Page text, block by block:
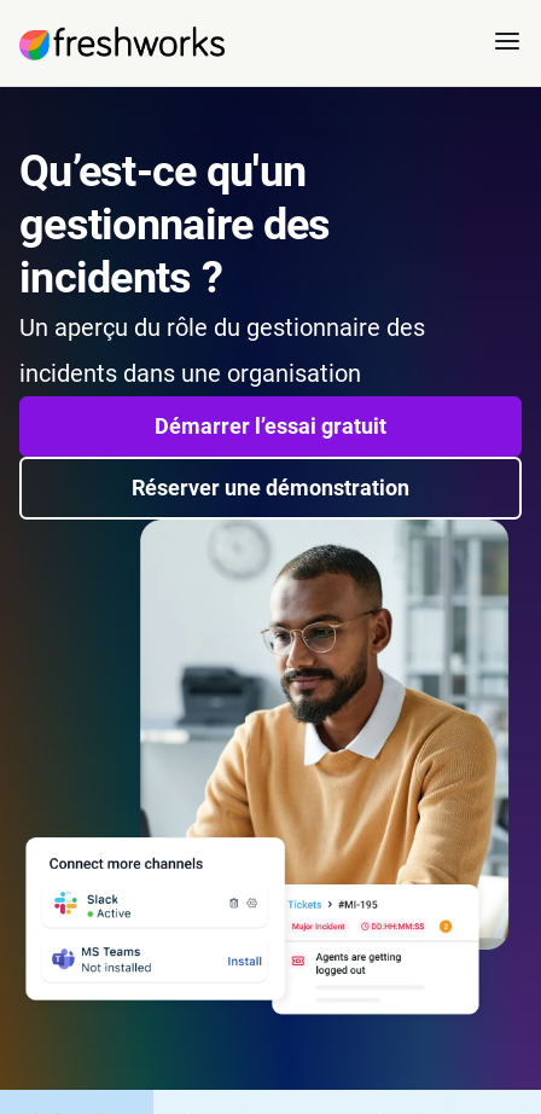
Qu’est-ce qu'un
gestionnaire des
incidents ?
Un aperçu du rôle du gestionnaire des
incidents dans une organisation
Démarrer l’essai gratuit
Réserver une démonstration